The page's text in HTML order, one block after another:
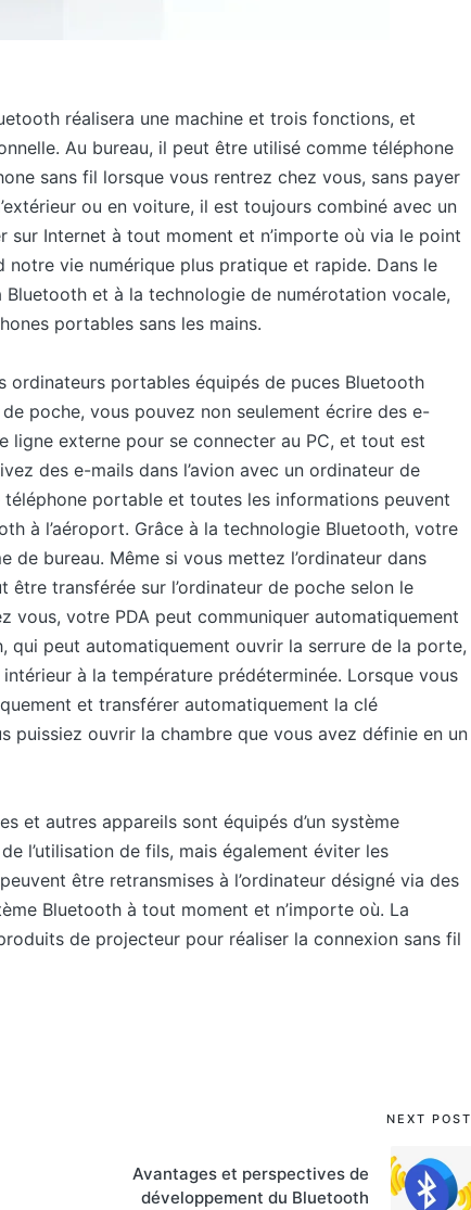
réalisera une machine et trois fonctions, et
Au bureau, il peut être utilisé comme téléphone
sans fil lorsque vous rentrez chez vous, sans payer
ou en voiture, il est toujours combiné avec un
sur Internet à tout moment et n’importe où via le point
vie numérique plus pratique et rapide. Dans le
Bluetooth et à la technologie de numérotation vocale,
portables sans les mains.
portables équipés de puces Bluetooth
poche, vous pouvez non seulement écrire des e-
ligne externe pour se connecter au PC, et tout est
des e-mails dans l’avion avec un ordinateur de
portable et toutes les informations peuvent
à l’aéroport. Grâce à la technologie Bluetooth, votre
bureau. Même si vous mettez l’ordinateur dans
transférée sur l’ordinateur de poche selon le
vous, votre PDA peut communiquer automatiquement
peut automatiquement ouvrir la serrure de la porte,
à la température prédéterminée. Lorsque vous
et transférer automatiquement la clé
puissiez ouvrir la chambre que vous avez définie en un
et autres appareils sont équipés d’un système
l’utilisation de fils, mais également éviter les
être retransmises à l’ordinateur désigné via des
Bluetooth à tout moment et n’importe où. La
de projecteur pour réaliser la connexion sans fil
NEXT POST
Avantages et perspectives de
développement du Bluetooth